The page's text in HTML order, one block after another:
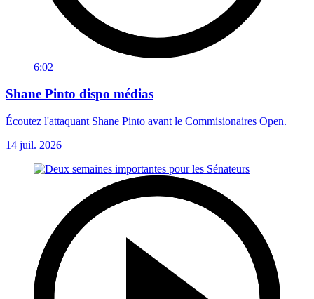
6:02
Shane Pinto dispo médias
Écoutez l'attaquant Shane Pinto avant le Commisionaires Open.
14 juil. 2026